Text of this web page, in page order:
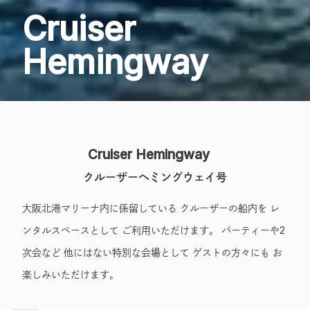
Cruiser
Hemingway
Cruiser Hemingway
クルーザーヘミングウェイ号
大阪北港マリーナ内に係留している クルーザーの船内を レ
ンタルスペースとして ご利用いただけます。 パーティーや2
次会など 他にはない特別な会場として ゲストの方々にも お
楽しみいただけます。